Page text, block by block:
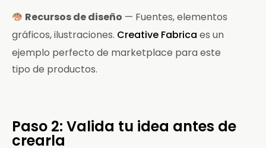
Recursos de diseño — Fuentes, elementos
gráficos, ilustraciones. Creative Fabrica es un
ejemplo perfecto de marketplace para este
tipo de productos.
Paso 2: Valida tu idea antes de
crearla